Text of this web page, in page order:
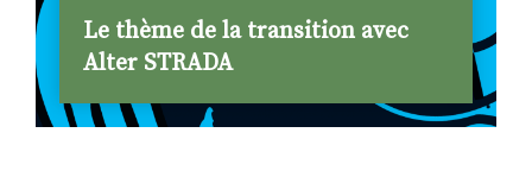
Le thème de la transition avec
Alter STRADA